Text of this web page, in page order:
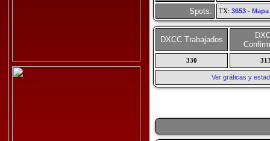
Spots:
TX: 3653- Mapa
DXCC Trabajados
330
Ver gráficas y